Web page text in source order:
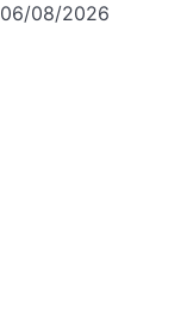
06/08/2026